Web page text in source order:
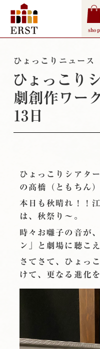
shop
ひょっこりニュース
ひょっこりシアター2024「演
劇創作ワー
13日
ひょっこりシアタ
の髙橋（ともちん）
本日も秋晴れ！！
は、秋祭り〜。
時々お囃子の音が
ン」と劇場に聴こ
さてさて、ひょっ
けて、更なる進化